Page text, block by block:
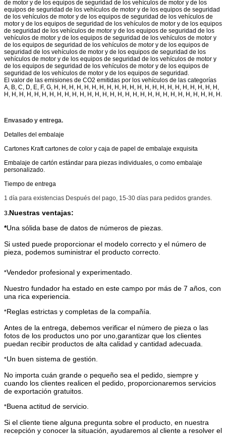
entrega
TNT,DHL,Fedex,EMS,UPS,o por vía aérea o marítima
Métodos de pago Transferencia bancaria, Western Union,
de motor y de los equipos de seguridad de los vehículos de motor y de los
equipos de seguridad de los vehículos de motor y de los equipos de seguridad
de los vehículos de motor y de los equipos de seguridad de los vehículos de
motor y de los equipos de seguridad de los vehículos de motor y de los equipos
de seguridad de los vehículos de motor y de los equipos de seguridad de los
vehículos de motor y de los equipos de seguridad de los vehículos de motor y
de los equipos de seguridad de los vehículos de motor y de los equipos de
seguridad de los vehículos de motor y de los equipos de seguridad de los
vehículos de motor y de los equipos de seguridad de los vehículos de motor y
de los equipos de seguridad de los vehículos de motor y de los equipos de
seguridad de los vehículos de motor y de los equipos de seguridad.
El valor de las emisiones de CO2 emitidas por los vehículos de las categorías
A, B, C, D, E, F, G, H, H, H, H, H, H, H, H, H, H, H, H, H, H, H, H, H, H, H, H, H, H,
H, H, H, H, H, H, H, H, H, H, H, H, H, H, H, H, H, H, H, H, H, H, H, H, H, H, H, H, H.
Envasado y entrega.
Detalles del embalaje
Cartones Kraft cartones de color y caja de papel de embalaje exquisita
Embalaje de cartón estándar para piezas individuales, o como embalaje
personalizado.
Tiempo de entrega
1 día para existencias Después del pago, 15-30 días para pedidos grandes.
3.Nuestras ventajas:
*Una sólida base de datos de números de piezas.
Si usted puede proporcionar el modelo correcto y el número de
pieza, podemos suministrar el producto correcto.
*Vendedor profesional y experimentado.
Nuestro fundador ha estado en este campo por más de 7 años, con
una rica experiencia.
*Reglas estrictas y completas de la compañía.
Antes de la entrega, debemos verificar el número de pieza o las
fotos de los productos uno por uno,garantizar que los clientes
puedan recibir productos de alta calidad y cantidad adecuada.
*Un buen sistema de gestión.
No importa cuán grande o pequeño sea el pedido, siempre y
cuando los clientes realicen el pedido, proporcionaremos servicios
de exportación gratuitos.
*Buena actitud de servicio.
Si el cliente tiene alguna pregunta sobre el producto, en nuestra
recepción y conocer la situación, ayudaremos al cliente a resolver el